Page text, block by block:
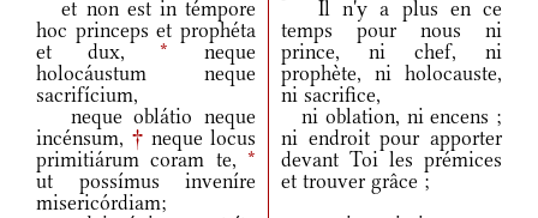
et non est in témpore
hoc princeps et prophéta
et dux,* neque
holocáustum neque
sacrifícium,
Il n'y a plus en ce
temps pour nous ni
prince, ni chef, ni
prophète, ni holocauste,
ni sacrifice,
neque oblátio neque
incénsum, † neque locus
primitiárum coram te, *
ut possímus inveníre
misericórdiam;
ni oblation, ni encens ;
ni endroit pour apporter
devant Toi les prémices
et trouver grâce ;